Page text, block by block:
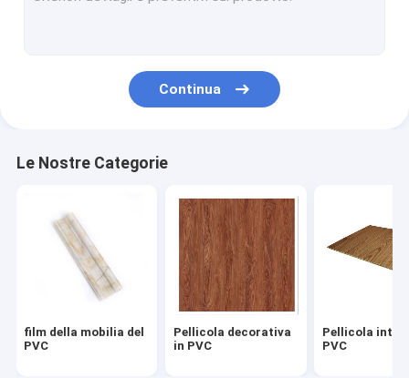
Continua
Le Nostre Categorie
film della mobilia del
PVC
Pellicola decorativa
in PVC
Pellicola
PVC